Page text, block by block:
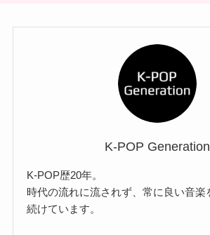
K-POP Generation
K-POP歴20年。
時代の流れに流されず、常に良い音楽
続けています。